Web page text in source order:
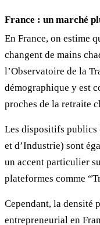
France : un marché
En France, on estime
changent de mains
l’Observatoire de la
démographique y est
proches de la retraite
Les dispositifs publics
et d’Industrie) sont
un accent particulier
plateformes comme
Cependant, la densité
entrepreneurial en